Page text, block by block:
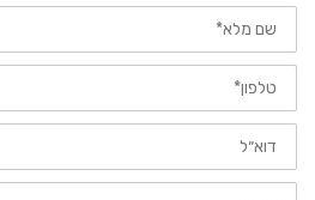
שם
מלא
טלפון
דוא״ל
הודעה